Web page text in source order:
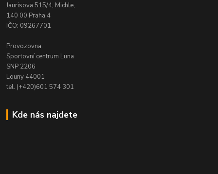
Jaurisova 515/4, Michle,
140 00 Praha 4
IČO: 09267701
Provozovna:
Sportovní centrum Luna
SNP 2206
Louny 44001
tel. (+420)601 574 301
Kde nás najdete